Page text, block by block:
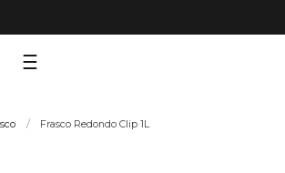
Frasco Redondo Clip 1L